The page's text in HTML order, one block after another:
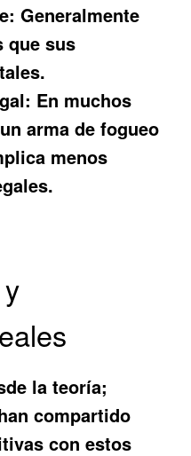
Generalmente
que sus
En muchos
arma de fogueo
menos
la teoría;
compartido
con estos